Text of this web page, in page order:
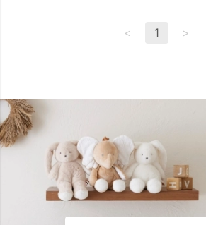
< 1 >